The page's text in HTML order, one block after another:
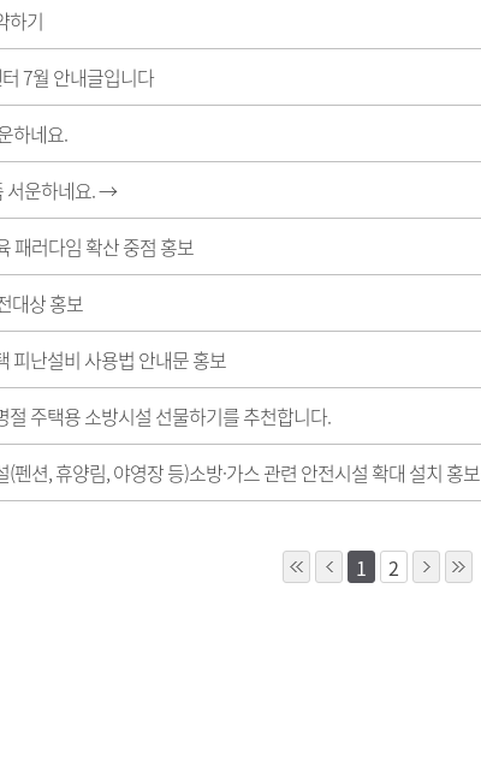
하기
7월 안내글입니다
하네요.
서운하네요.→
패러다임 확산 중점 홍보
대상 홍보
피난설비 사용법 안내문 홍보
절 주택용 소방시설 선물하기를 추천합니다.
펜션, 휴양림, 야영장 등)소방·가스 관련 안전시설 확대 설치 홍보
1
2